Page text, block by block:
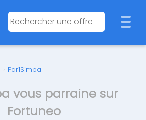
› Par1Simpa
vous parraine sur
Fortuneo